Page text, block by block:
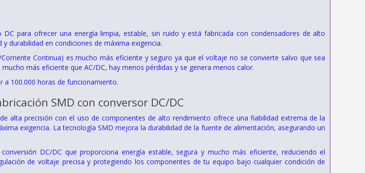
para ofrecer una energía limpia, estable, sin ruido y está fabricada con condensadores de alto
durabilidad en condiciones de máxima exigencia.
Continua) es mucho más eficiente y seguro ya que el voltaje no se convierte salvo que sea
más eficiente que AC/DC, hay menos pérdidas y se genera menos calor.
a 100.000 horas de funcionamiento.
SMD con conversor DC/DC
alta precisión con el uso de componentes de alto rendimiento ofrece una fiabilidad extrema de la
exigencia. La tecnología SMD mejora la durabilidad de la fuente de alimentación, asegurando un
DC/DC que proporciona energía estable, segura y mucho más eficiente, reduciendo el
de voltaje precisa y protegiendo los componentes de tu equipo bajo cualquier condición de